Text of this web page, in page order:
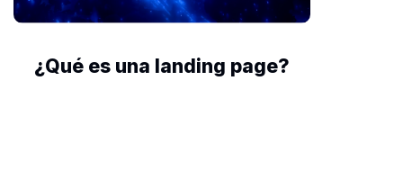
¿Qué es una landing page?